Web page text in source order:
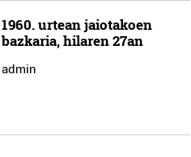
1960. urtean jaiotakoen
bazkaria, hilaren 27an
admin